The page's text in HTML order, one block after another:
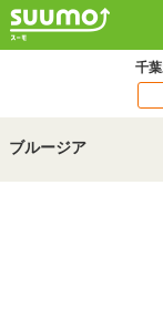
千
ブルージア